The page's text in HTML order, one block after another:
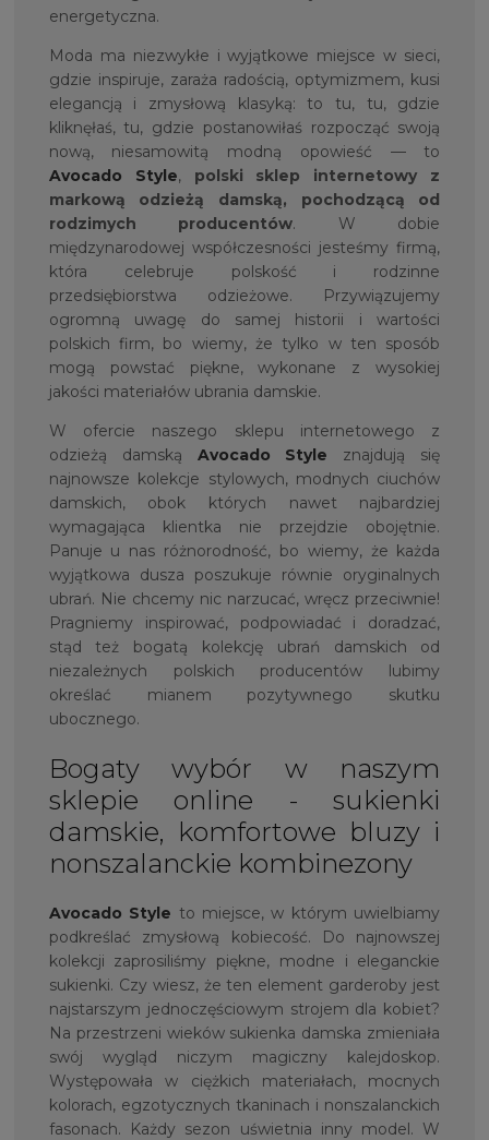
energetyczna.
Moda ma niezwykłe i wyjątkowe miejsce w sieci,
gdzie inspiruje, zaraża radością, optymizmem, kusi
elegancją i zmysłową klasyką: to tu, tu, gdzie
kliknęłaś, tu, gdzie postanowiłaś rozpocząć swoją
nową, niesamowitą modną opowieść — to
Avocado Style, polski sklep internetowy z
markową odzieżą damską, pochodzącą od
rodzimych producentów. W dobie
międzynarodowej współczesności jesteśmy firmą,
która celebruje polskość i rodzinne
przedsiębiorstwa odzieżowe. Przywiązujemy
ogromną uwagę do samej historii i wartości
polskich firm, bo wiemy, że tylko w ten sposób
mogą powstać piękne, wykonane z wysokiej
jakości materiałów ubrania damskie.
W ofercie naszego sklepu internetowego z
odzieżą damską Avocado Style znajdują się
najnowsze kolekcje stylowych, modnych ciuchów
damskich, obok których nawet najbardziej
wymagająca klientka nie przejdzie obojętnie.
Panuje u nas różnorodność, bo wiemy, że każda
wyjątkowa dusza poszukuje równie oryginalnych
ubrań. Nie chcemy nic narzucać, wręcz przeciwnie!
Pragniemy inspirować, podpowiadać i doradzać,
stąd też bogatą kolekcję ubrań damskich od
niezależnych polskich producentów lubimy
określać mianem pozytywnego skutku
ubocznego.
Bogaty wybór w naszym
sklepie online - sukienki
damskie, komfortowe bluzy i
nonszalanckie kombinezony
Avocado Style to miejsce, w którym uwielbiamy
podkreślać zmysłową kobiecość. Do najnowszej
kolekcji zaprosiliśmy piękne, modne i eleganckie
sukienki. Czy wiesz, że ten element garderoby jest
najstarszym jednoczęściowym strojem dla kobiet?
Na przestrzeni wieków sukienka damska zmieniała
swój wygląd niczym magiczny kalejdoskop.
Występowała w ciężkich materiałach, mocnych
kolorach, egzotycznych tkaninach i nonszalanckich
fasonach. Każdy sezon uświetnia inny model. W